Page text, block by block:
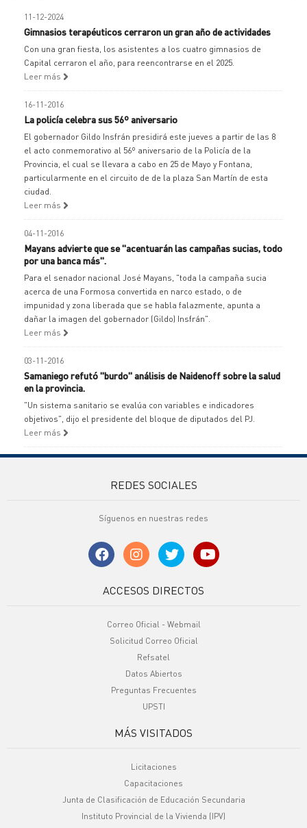
11-12-2024
Gimnasios terapéuticos cerraron un gran año de actividades
Con una gran fiesta, los asistentes a los cuatro gimnasios de
Capital cerraron el año, para reencontrarse en el 2025.
Leer más
16-11-2016
La policía celebra sus 56º aniversario
El gobernador Gildo Insfrán presidirá este jueves a partir de las 8
el acto conmemorativo al 56º aniversario de la Policía de la
Provincia, el cual se llevara a cabo en 25 de Mayo y Fontana,
particularmente en el circuito de de la plaza San Martín de esta
ciudad.
Leer más
04-11-2016
Mayans advierte que se "acentuarán las campañas sucias, todo
por una banca más".
Para el senador nacional José Mayans, "toda la campaña sucia
acerca de una Formosa convertida en narco estado, o de
impunidad y zona liberada que se habla falazmente, apunta a
dañar la imagen del gobernador (Gildo) Insfrán".
Leer más
03-11-2016
Samaniego refutó "burdo" análisis de Naidenoff sobre la salud
en la provincia.
"Un sistema sanitario se evalúa con variables e indicadores
objetivos", dijo el presidente del bloque de diputados del PJ.
Leer más
REDES SOCIALES
Síguenos en nuestras redes
ACCESOS DIRECTOS
Correo Oficial - Webmail
Solicitud Correo Oficial
Refsatel
Datos Abiertos
Preguntas Frecuentes
UPSTI
MÁS VISITADOS
Licitaciones
Capacitaciones
Junta de Clasificación de Educación Secundaria
Instituto Provincial de la Vivienda (IPV)